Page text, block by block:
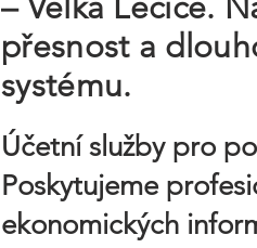
přesnost a
systému.
Účetní služby pro
Poskytujeme
ekonomických